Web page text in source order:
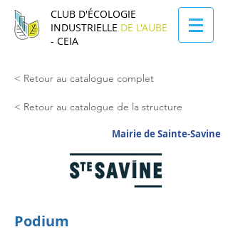
CLUB D'ÉCOLOGIE
INDUSTRIELLE DE L'AUBE
- CEIA
< Retour au catalogue complet
< Retour au catalogue de la structure
Mairie de Sainte-Savine
Podium